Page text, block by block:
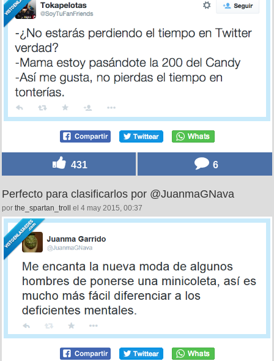
431 6
Perfecto para clasificarlos por @JuanmaGNava
por the_spartan_troll el 4 may 2015, 00:37